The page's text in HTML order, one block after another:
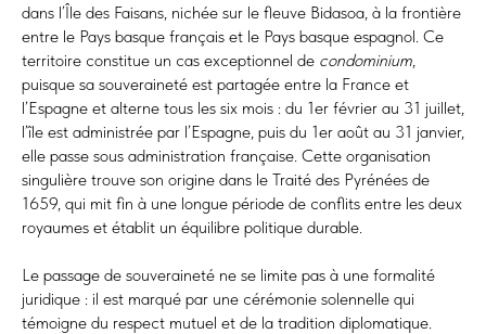
dans l’Île des Faisans, nichée sur le fleuve Bidasoa, à la frontière
entre le Pays basque français et le Pays basque espagnol. Ce
territoire constitue un cas exceptionnel de condominium,
puisque sa souveraineté est partagée entre la France et
l’Espagne et alterne tous les six mois : du 1er février au 31 juillet,
l’île est administrée par l’Espagne, puis du 1er août au 31 janvier,
elle passe sous administration française. Cette organisation
singulière trouve son origine dans le Traité des Pyrénées de
1659, qui mit fin à une longue période de conflits entre les deux
royaumes et établit un équilibre politique durable.
Le passage de souveraineté ne se limite pas à une formalité
juridique : il est marqué par une cérémonie solennelle qui
témoigne du respect mutuel et de la tradition diplomatique.